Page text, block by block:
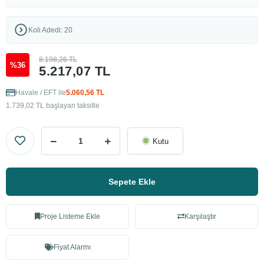
Koli Adedi: 20
%36 5.217,07 TL
8.198,26 TL
Havale / EFT ile5.060,56 TL
1.739,02 TL başlayan taksitle
Kutu
Sepete Ekle
Proje Listeme Ekle Karşılaştır
Fiyat Alarmı